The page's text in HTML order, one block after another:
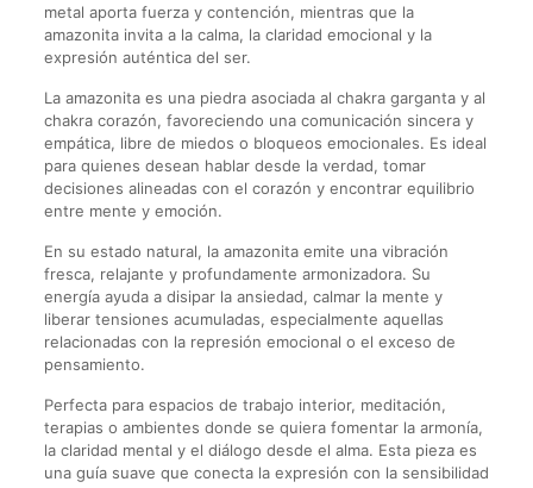
metal aporta fuerza y contención, mientras que la
amazonita invita a la calma, la claridad emocional y la
expresión auténtica del ser.
La amazonita es una piedra asociada al chakra garganta y al
chakra corazón, favoreciendo una comunicación sincera y
empática, libre de miedos o bloqueos emocionales. Es ideal
para quienes desean hablar desde la verdad, tomar
decisiones alineadas con el corazón y encontrar equilibrio
entre mente y emoción.
En su estado natural, la amazonita emite una vibración
fresca, relajante y profundamente armonizadora. Su
energía ayuda a disipar la ansiedad, calmar la mente y
liberar tensiones acumuladas, especialmente aquellas
relacionadas con la represión emocional o el exceso de
pensamiento.
Perfecta para espacios de trabajo interior, meditación,
terapias o ambientes donde se quiera fomentar la armonía,
la claridad mental y el diálogo desde el alma. Esta pieza es
una guía suave que conecta la expresión con la sensibilidad